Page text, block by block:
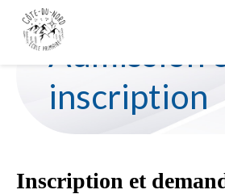
L'en Bref est maintenant disponible !
En
Bref
Admission
inscription
Inscription et